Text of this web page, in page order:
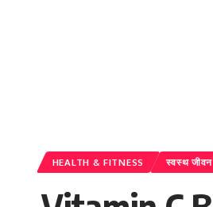
HEALTH & FITNESS स्वस्थ जीवन